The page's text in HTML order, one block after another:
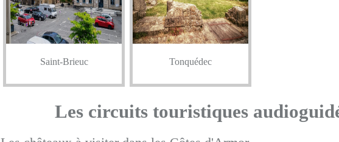
Saint-Brieuc Tonquédec
Les circuits touristiques